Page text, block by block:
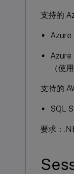
支持的
Azure
Azure
（使
支持的
SQL
要求：